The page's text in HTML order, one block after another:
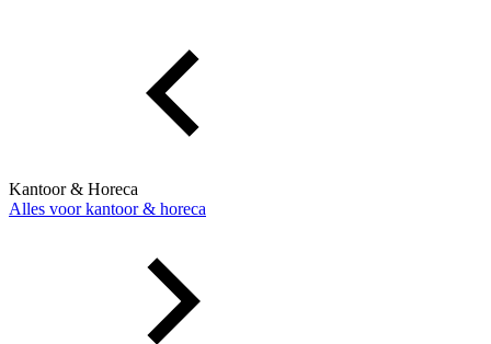
Kantoor & Horeca
Alles voor kantoor & horeca